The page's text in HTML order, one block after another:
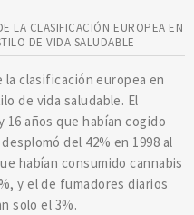
LA CLASIFICACIÓN EUROPEA EN
DE VIDA SALUDABLE
clasificación europea en
de vida saludable. El
años que habían cogido
del 42% en 1998 al
habían consumido cannabis
y el de fumadores diarios
solo el 3%.